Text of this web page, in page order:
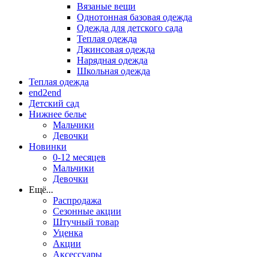
Вязаные вещи
Однотонная базовая одежда
Одежда для детского сада
Теплая одежда
Джинсовая одежда
Нарядная одежда
Школьная одежда
Теплая одежда
end2end
Детский сад
Нижнее белье
Мальчики
Девочки
Новинки
0-12 месяцев
Мальчики
Девочки
Ещё...
Распродажа
Сезонные акции
Штучный товар
Уценка
Акции
Аксессуары